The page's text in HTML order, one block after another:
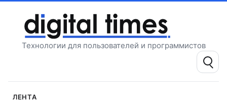
содержимому
Технологии для пользователей и программистов
Поиск:
Лента